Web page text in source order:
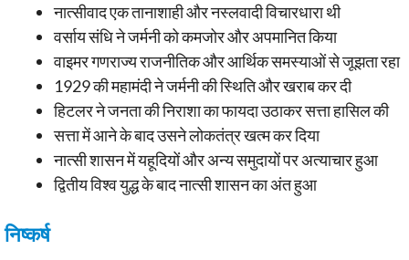
नात्सीवाद एक तानाशाही और नस्लवादी विचारधारा थी
वर्साय संधि ने जर्मनी को कमजोर और अपमानित किया
वाइमर गणराज्य राजनीतिक और आर्थिक समस्याओं से जूझता रहा
1929 की महामंदी ने जर्मनी की स्थिति और खराब कर दी
हिटलर ने जनता की निराशा का फायदा उठाकर सत्ता हासिल की
सत्ता में आने के बाद उसने लोकतंत्र खत्म कर दिया
नात्सी शासन में यहूदियों और अन्य समुदायों पर अत्याचार हुआ
द्वितीय विश्व युद्ध के बाद नात्सी शासन का अंत हुआ
निष्कर्ष